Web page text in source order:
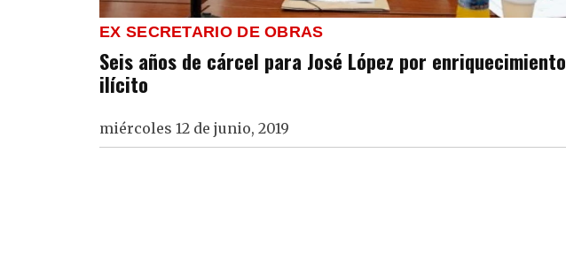
EX SECRETARIO DE OBRAS
Seis años de cárcel para José López por enriquecimiento
ilícito
miércoles 12 de junio, 2019